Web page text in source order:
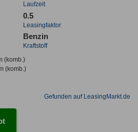
Laufzeit
0.5
Leasingfaktor
Benzin
Kraftstoff
(komb.)
(komb.)
Gefunden auf LeasingMarkt.de